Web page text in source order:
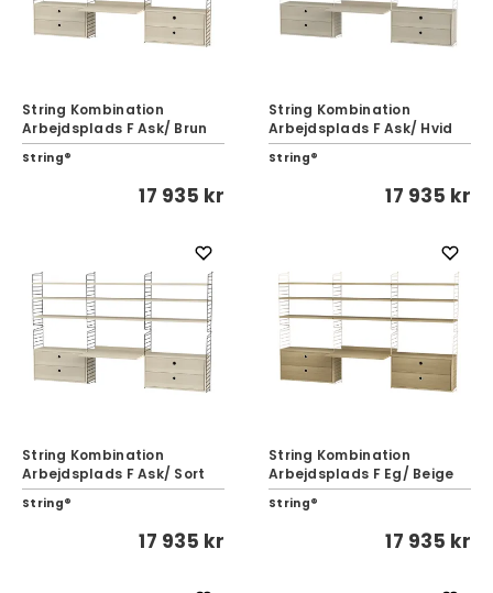
String Kombination
Arbejdsplads F Ask/ Brun
String®
17 935 kr
String Kombination
Arbejdsplads F Ask/ Hvid
String®
17 935 kr
String Kombination
Arbejdsplads F Ask/ Sort
String®
17 935 kr
String Kombination
Arbejdsplads F Eg/ Beige
String®
17 935 kr